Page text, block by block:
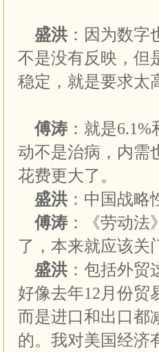
盛洪 ：因为数
不是没有反映，但
稳定，就是要求太
傅涛 ：就是
动不是治病，内需
花费更大了。
盛洪 ：中国战
傅涛 ：《劳动
了，本来就应该关
盛洪 ：包括外
好像去年12月份贸
而是进口和出口都
的。我对美国经济